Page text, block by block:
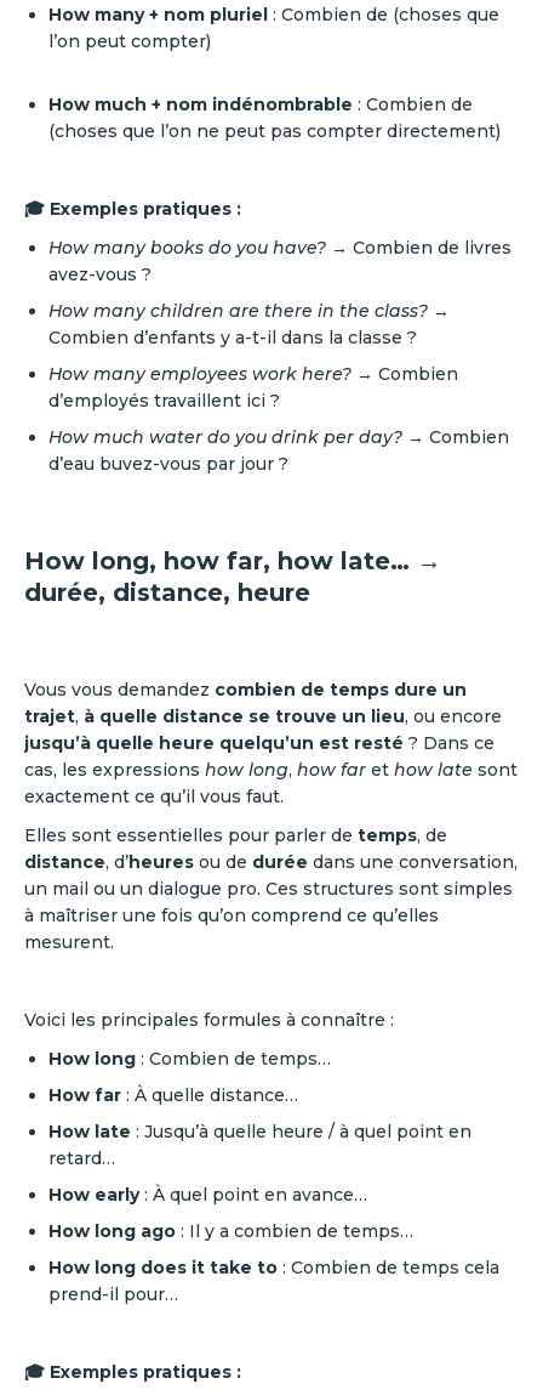
How many + nom pluriel : Combien de (choses que
l’on peut compter)
How much + nom indénombrable : Combien de
(choses que l’on ne peut pas compter directement)
🎓 Exemples pratiques :
How many books do you have? → Combien de livres
avez-vous ?
How many children are there in the class? →
Combien d’enfants y a-t-il dans la classe ?
How many employees work here? → Combien
d’employés travaillent ici ?
How much water do you drink per day? → Combien
d’eau buvez-vous par jour ?
How long, how far, how late… →
durée, distance, heure
Vous vous demandez combien de temps dure un
trajet, à quelle distance se trouve un lieu, ou encore
jusqu’à quelle heure quelqu’un est resté ? Dans ce
cas, les expressions how long, how far et how late sont
exactement ce qu’il vous faut.
Elles sont essentielles pour parler de temps, de
distance, d’heures ou de durée dans une conversation,
un mail ou un dialogue pro. Ces structures sont simples
à maîtriser une fois qu’on comprend ce qu’elles
mesurent.
Voici les principales formules à connaître :
How long : Combien de temps…
How far : À quelle distance…
How late : Jusqu’à quelle heure / à quel point en
retard…
How early: À quel point en avance…
How long ago : Il y a combien de temps…
How long does it take to : Combien de temps cela
prend-il pour…
🎓 Exemples pratiques :